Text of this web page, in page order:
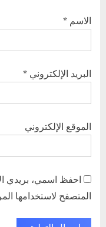
الاسم *
البريد الإلكتروني *
الموقع الإلكتروني
احفظ اسمي، بريدي
المتصفح لاستخدامها